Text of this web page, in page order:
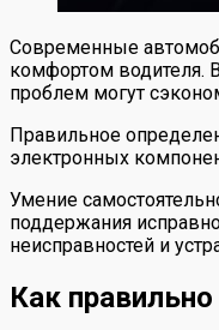
Современные
комфортом водителя.
проблем могут
Правильное
электронных
Умение
поддержания
неисправностей и
Как